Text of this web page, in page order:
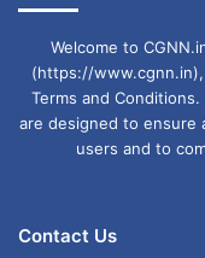
Welcome to
(https://
Terms and
are designed to ensure
users and to
Contact Us